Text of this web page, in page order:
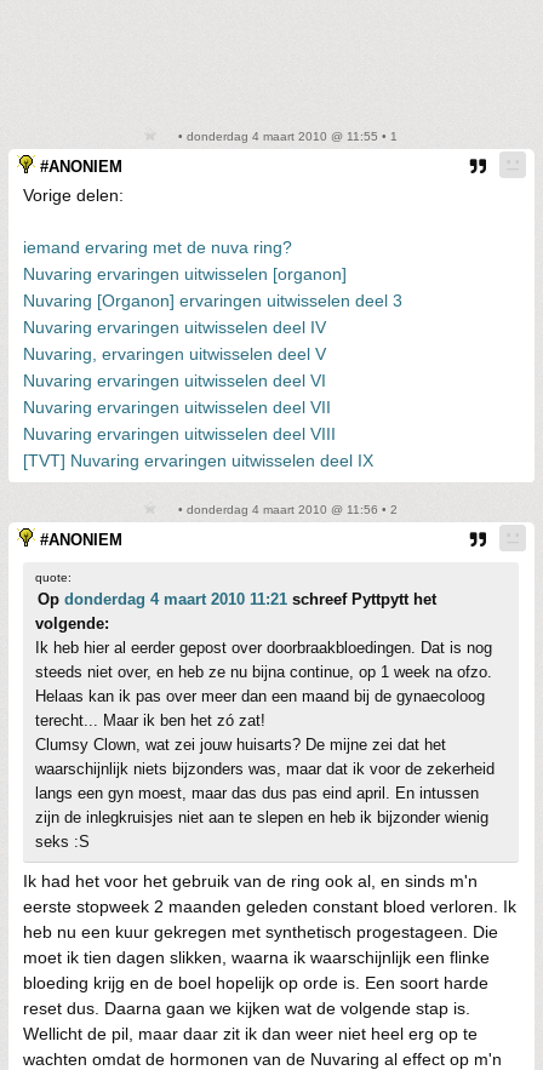
• donderdag 4 maart 2010 @ 11:55 • 1
#ANONIEM
Vorige delen:
iemand ervaring met de nuva ring?
Nuvaring ervaringen uitwisselen [organon]
Nuvaring [Organon] ervaringen uitwisselen deel 3
Nuvaring ervaringen uitwisselen deel IV
Nuvaring, ervaringen uitwisselen deel V
Nuvaring ervaringen uitwisselen deel VI
Nuvaring ervaringen uitwisselen deel VII
Nuvaring ervaringen uitwisselen deel VIII
[TVT] Nuvaring ervaringen uitwisselen deel IX
• donderdag 4 maart 2010 @ 11:56 • 2
#ANONIEM
quote:
Op donderdag 4 maart 2010 11:21 schreef Pyttpytt het
volgende:
Ik heb hier al eerder gepost over doorbraakbloedingen. Dat is nog
steeds niet over, en heb ze nu bijna continue, op 1 week na ofzo.
Helaas kan ik pas over meer dan een maand bij de gynaecoloog
terecht... Maar ik ben het zó zat!
Clumsy Clown, wat zei jouw huisarts? De mijne zei dat het
waarschijnlijk niets bijzonders was, maar dat ik voor de zekerheid
langs een gyn moest, maar das dus pas eind april. En intussen
zijn de inlegkruisjes niet aan te slepen en heb ik bijzonder wienig
seks :S
Ik had het voor het gebruik van de ring ook al, en sinds m'n
eerste stopweek 2 maanden geleden constant bloed verloren. Ik
heb nu een kuur gekregen met synthetisch progestageen. Die
moet ik tien dagen slikken, waarna ik waarschijnlijk een flinke
bloeding krijg en de boel hopelijk op orde is. Een soort harde
reset dus. Daarna gaan we kijken wat de volgende stap is.
Wellicht de pil, maar daar zit ik dan weer niet heel erg op te
wachten omdat de hormonen van de Nuvaring al effect op m'n